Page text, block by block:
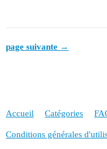
page suivante →
Accueil Catégories
Conditions générales